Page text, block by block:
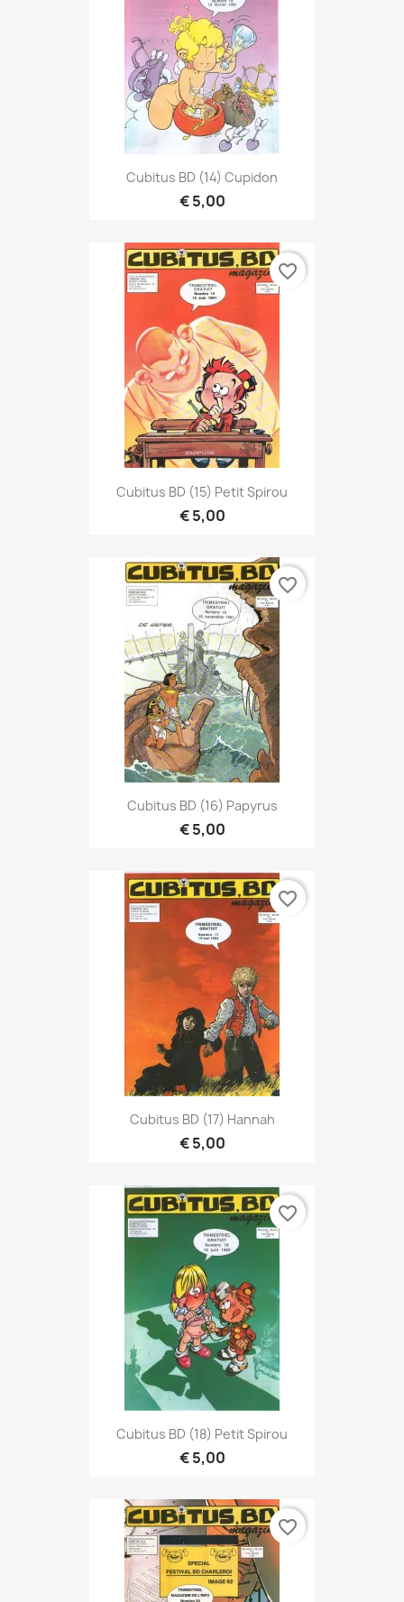
Cubitus BD (14) Cupidon
€ 5,00
Cubitus BD (15) Petit Spirou
€ 5,00
favorite_border
Cubitus BD (16) Papyrus
€ 5,00
favorite_border
Cubitus BD (17) Hannah
€ 5,00
favorite_border
Cubitus BD (18) Petit Spirou
€ 5,00
favorite_border
favorite_border